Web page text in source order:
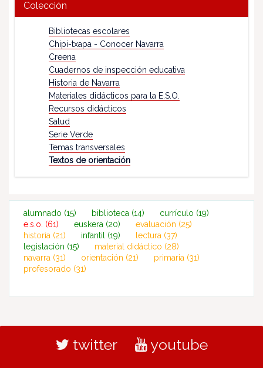
Colección
Bibliotecas escolares
Chipi-txapa - Conocer Navarra
Creena
Cuadernos de inspección educativa
Historia de Navarra
Materiales didácticos para la E.S.O.
Recursos didácticos
Salud
Serie Verde
Temas transversales
Textos de orientación
alumnado (15) biblioteca (14) currículo (19)
e.s.o. (61) euskera (20) evaluación (25)
historia (21) infantil (19) lectura (37)
legislación (15) material didáctico (28)
navarra (31) orientación (21) primaria (31)
profesorado (31)
twitter youtube